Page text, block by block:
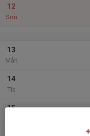
12
Sön
13
Mån
14
Tis
15